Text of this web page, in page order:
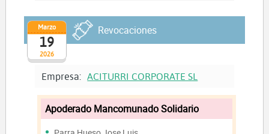
2026
Marzo
19
Revocaciones
Empresa: ACITURRI CORPORATE SL
Apoderado Mancomunado Solidario